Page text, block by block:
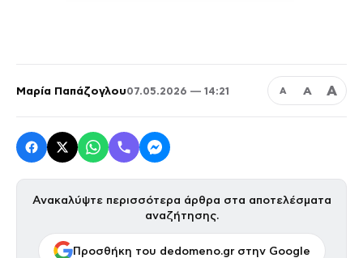
Μαρία Παπάζογλου07.05.2026 — 14:21 Α Α Α
Ανακαλύψτε περισσότερα άρθρα στα αποτελέσματα
αναζήτησης.
Προσθήκη του dedomeno.gr στην Google